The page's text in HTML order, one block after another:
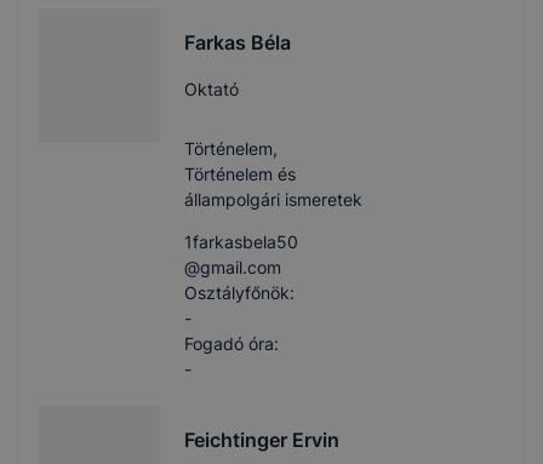
Farkas Béla
Oktató
Történelem,
Történelem és
állampolgári ismeretek
1farkasbela50​
@gmail.com
Osztályfőnök:
-
Fogadó óra:
-
Feichtinger Ervin